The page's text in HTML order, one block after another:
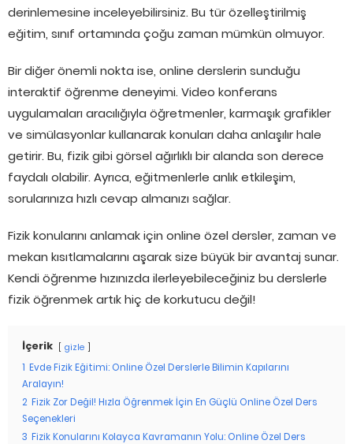
derinlemesine inceleyebilirsiniz. Bu tür özelleştirilmiş
eğitim, sınıf ortamında çoğu zaman mümkün olmuyor.
Bir diğer önemli nokta ise, online derslerin sunduğu
interaktif öğrenme deneyimi. Video konferans
uygulamaları aracılığıyla öğretmenler, karmaşık grafikler
ve simülasyonlar kullanarak konuları daha anlaşılır hale
getirir. Bu, fizik gibi görsel ağırlıklı bir alanda son derece
faydalı olabilir. Ayrıca, eğitmenlerle anlık etkileşim,
sorularınıza hızlı cevap almanızı sağlar.
Fizik konularını anlamak için online özel dersler, zaman ve
mekan kısıtlamalarını aşarak size büyük bir avantaj sunar.
Kendi öğrenme hızınızda ilerleyebileceğiniz bu derslerle
fizik öğrenmek artık hiç de korkutucu değil!
İçerik gizle
1 Evde Fizik Eğitimi: Online Özel Derslerle Bilimin Kapılarını
Aralayın!
2 Fizik Zor Değil! Hızla Öğrenmek İçin En Güçlü Online Özel Ders
Seçenekleri
3 Fizik Konularını Kolayca Kavramanın Yolu: Online Özel Ders